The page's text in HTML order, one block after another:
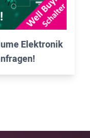
Elektronik